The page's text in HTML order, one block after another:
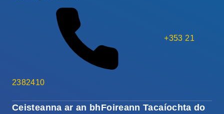
Ceisteanna ar an bhFoireann Tacaíochta do
+353 21
2382410